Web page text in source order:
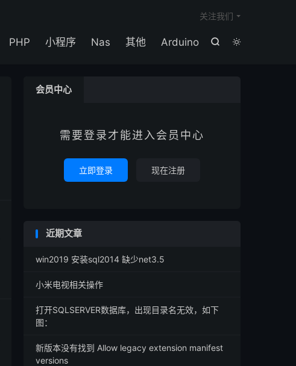


PHP 小程序 Nas 其他 Arduino
关注我们
会员中心
需要登录才能进入会员中心
立即登录 现在注册
近期文章
win2019 安装sql2014 缺少net3.5
小米电视相关操作
打开SQLSERVER数据库，出现目录名无效，如下
图：
新版本没有找到 Allow legacy extension manifest
versions